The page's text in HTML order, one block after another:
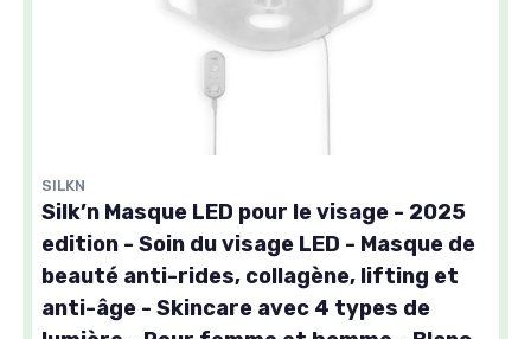
SILKN
Silk’n Masque LED pour le visage - 2025
edition - Soin du visage LED - Masque de
beauté anti-rides, collagène, lifting et
anti-âge - Skincare avec 4 types de